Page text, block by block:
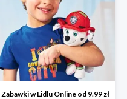
Zabawki w Lidlu Online od 9.99 zł